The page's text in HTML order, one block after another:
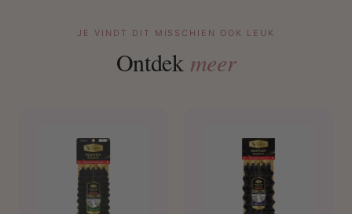
JE VINDT DIT MISSCHIEN OOK LEUK
Ontdek meer